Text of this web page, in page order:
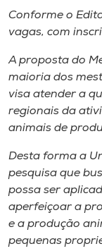
Selecione
o idioma
A+
Conforme o
vagas, com
A proposta do
maioria dos
visa atender a
regionais da
animais de
Desta forma a
pesquisa que
possa ser
aperfeiçoar a
e a produção
pequenas